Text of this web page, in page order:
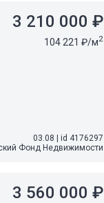
3 210 000 ₽
104 221 ₽/м2
03.08
id 4176297
Фонд Недвижимости
3 560 000 ₽